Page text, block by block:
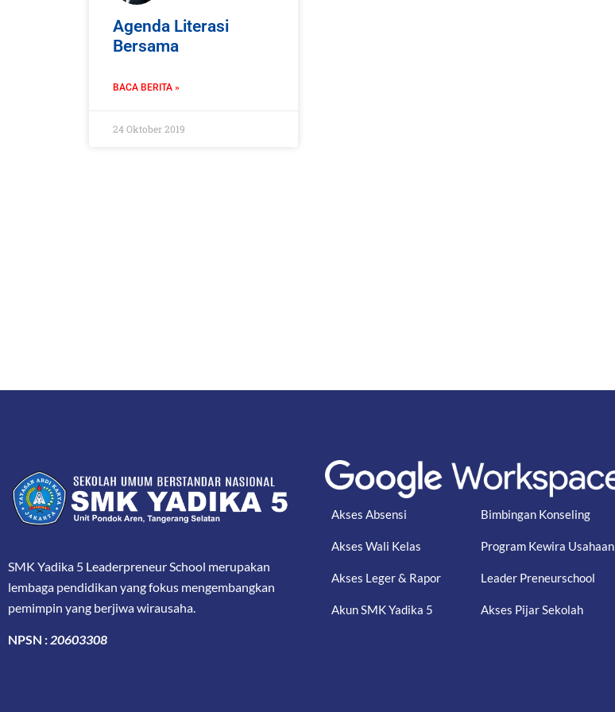
Agenda Literasi
Bersama
BACA BERITA »
24 Oktober 2019
SMK Yadika 5 Leaderpreneur School merupakan
lembaga pendidikan yang fokus mengembangkan
pemimpin yang berjiwa wirausaha.
NPSN :20603308
Akses Absensi
Akses Wali Kelas
Akses Leger & Rapor
Akun SMK Yadika 5
Bimbingan Konseling
Program Kewira Usahaan
Leader Preneurschool
Akses Pijar Sekolah